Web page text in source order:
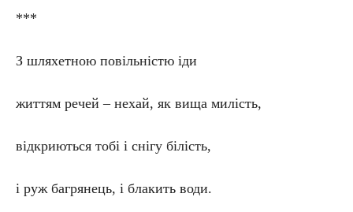
***
З шляхетною повільністю іди
життям речей – нехай, як вища милість,
відкриються тобі і снігу білість,
і руж багрянець, і блакить води.